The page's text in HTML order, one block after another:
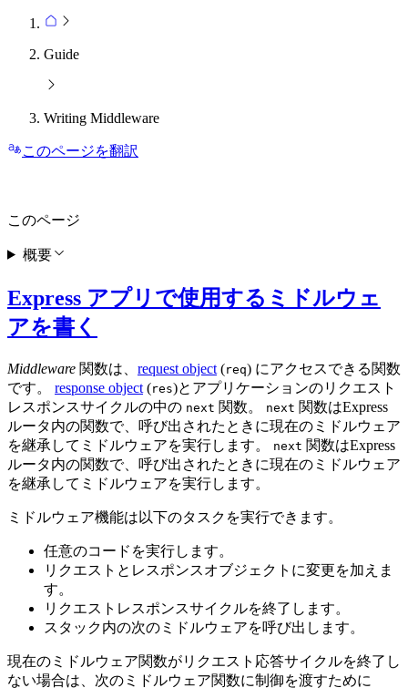
Guide
Writing Middleware
このページを翻訳
Express アプリで使用するミドルウェ
アを書く
Middleware 関数は、 request object (req) にアクセスできる関数
です。 response object (res)とアプリケーションのリクエスト
レスポンスサイクルの中の next 関数。 next 関数はExpress
ルータ内の関数で、呼び出されたときに現在のミドルウェア
を継承してミドルウェアを実行します。
next 関数はExpress
ルータ内の関数で、呼び出されたときに現在のミドルウェア
を継承してミドルウェアを実行します。
ミドルウェア機能は以下のタスクを実行できます。
任意のコードを実行します。
リクエストとレスポンスオブジェクトに変更を加えま
す。
リクエストレスポンスサイクルを終了します。
スタック内の次のミドルウェアを呼び出します。
現在のミドルウェア関数がリクエスト応答サイクルを終了し
ない場合は、次のミドルウェア関数に制御を渡すために
このページ
概要